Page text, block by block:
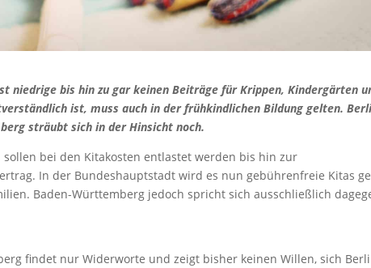
niedrige bis hin zu gar keinen Beiträge für Krippen, Kindergärten
ist, muss auch in der frühkindlichen Bildung gelten.
sträubt sich in der Hinsicht noch.
bei den Kitakosten entlastet werden bis hin zur
In der Bundeshauptstadt wird es nun gebührenfreie Kitas
Baden-Württemberg jedoch spricht sich ausschließlich
findet nur Widerworte und zeigt bisher keinen Willen, sich